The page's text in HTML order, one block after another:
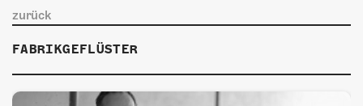
SHOP
MITMACHEN
zurück
FABRIKGEFLÜSTER